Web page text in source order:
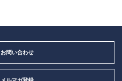
お問い合わせ